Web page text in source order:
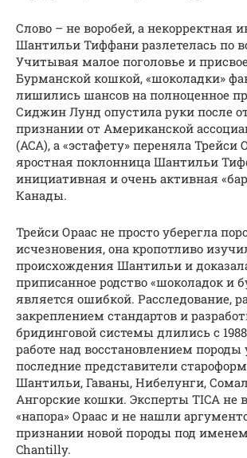
Слово – не воробей, а некорректная
Шантильи Тиффани разлетелась по
Учитывая малое поголовье и
Бурманской кошкой, «шоколадки»
лишились шансов на полноценное
Сиджин Лунд опустила руки после
признании от Американской
(ACA), а «эстафету» переняла Трейси
яростная поклонница Шантильи
инициативная и очень активная
Канады.
Трейси Ораас не просто уберегла
исчезновения, она кропотливо
происхождения Шантильи и
приписанное родство «шоколадок и
является ошибкой. Расследование,
закреплением стандартов и
бридинговой системы длились с 1988
работе над восстановлением породы
последние представители
Шантильи, Гаваны, Нибелунги,
Ангорские кошки. Эксперты TICA не
«напора» Ораас и не нашли
признании новой породы под
Chantilly.